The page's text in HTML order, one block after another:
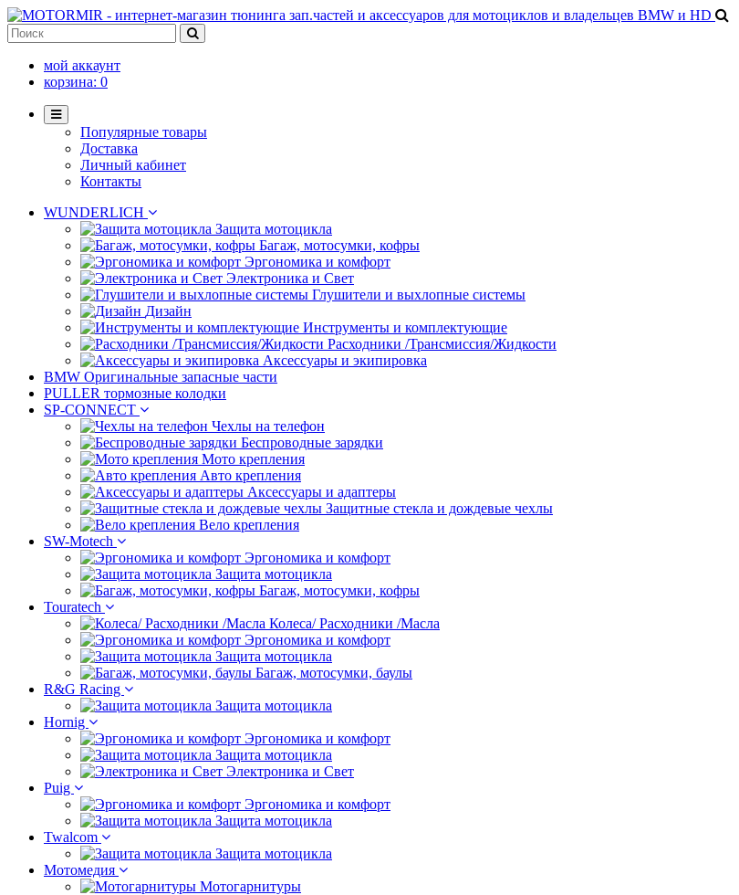
мой аккаунт
корзина: 0
Популярные товары
Доставка
Личный кабинет
Контакты
WUNDERLICH
Защита мотоцикла
Багаж, мотосумки, кофры
Эргономика и комфорт
Электроника и Свет
Глушители и выхлопные системы
Дизайн
Инструменты и комплектующие
Расходники /Трансмиссия/Жидкости
Аксессуары и экипировка
BMW Оригинальные запасные части
PULLER тормозные колодки
SP-CONNECT
Чехлы на телефон
Беспроводные зарядки
Мото крепления
Авто крепления
Аксессуары и адаптеры
Защитные стекла и дождевые чехлы
Вело крепления
SW-Motech
Эргономика и комфорт
Защита мотоцикла
Багаж, мотосумки, кофры
Touratech
Колеса/ Расходники /Масла
Эргономика и комфорт
Защита мотоцикла
Багаж, мотосумки, баулы
R&G Racing
Защита мотоцикла
Hornig
Эргономика и комфорт
Защита мотоцикла
Электроника и Свет
Puig
Эргономика и комфорт
Защита мотоцикла
Twalcom
Защита мотоцикла
Мотомедия
Мотогарнитуры